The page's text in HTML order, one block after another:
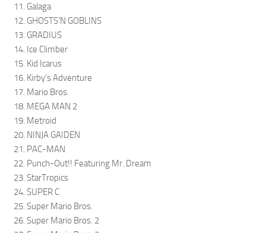
Galaga
GHOSTS’N GOBLINS
GRADIUS
Ice Climber
Kid Icarus
Kirby’s Adventure
Mario Bros.
MEGA MAN 2
Metroid
NINJA GAIDEN
PAC-MAN
Punch-Out!! Featuring Mr. Dream
StarTropics
SUPER C
Super Mario Bros.
Super Mario Bros. 2